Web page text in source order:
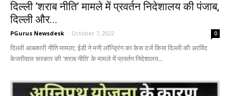
दिल्ली ‘शराब नीति’ मामले में प्रवर्तन निदेशालय की पंजाब,
दिल्ली और...
PGurus Newsdesk - October 7, 2022 0
दिल्ली आबकारी नीति मामला; ईडी ने मनी लॉन्ड्रिंग का केस दर्ज किया दिल्ली की अरविंद
केजरीवाल सरकार की 'शराब नीति' के मामले में प्रवर्तन निदेशालय...